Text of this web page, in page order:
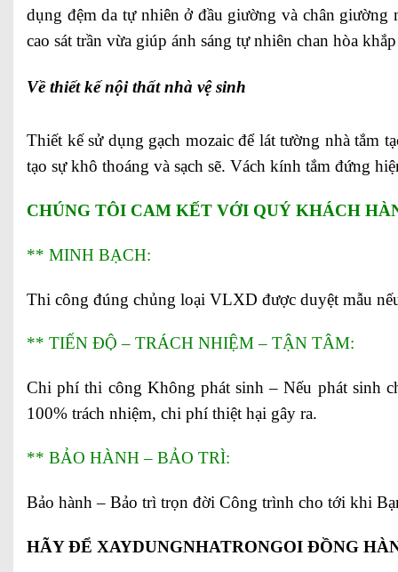
dụng đệm da tự nhiên ở đầu giường và chân giường
cao sát trần vừa giúp ánh sáng tự nhiên chan hòa
Về thiết kế nội thất nhà vệ sinh
Thiết kế sử dụng gạch mozaic để lát tường nhà tắm
tạo sự khô thoáng và sạch sẽ. Vách kính tắm đứng
CHÚNG TÔI CAM KẾT VỚI QUÝ KHÁCH
** MINH BẠCH:
Thi công đúng chủng loại VLXD được duyệt mẫu
** TIẾN ĐỘ – TRÁCH NHIỆM – TẬN TÂM:
Chi phí thi công Không phát sinh – Nếu phát sinh
100% trách nhiệm, chi phí thiệt hại gây ra.
** BẢO HÀNH – BẢO TRÌ:
Bảo hành – Bảo trì trọn đời Công trình cho tới khi
HÃY ĐỂ XAYDUNGNHATRONGOI ĐỒNG